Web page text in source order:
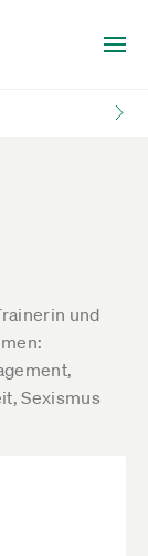
und
Sexismus